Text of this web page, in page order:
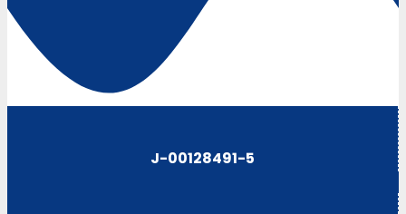
J-00128491-5